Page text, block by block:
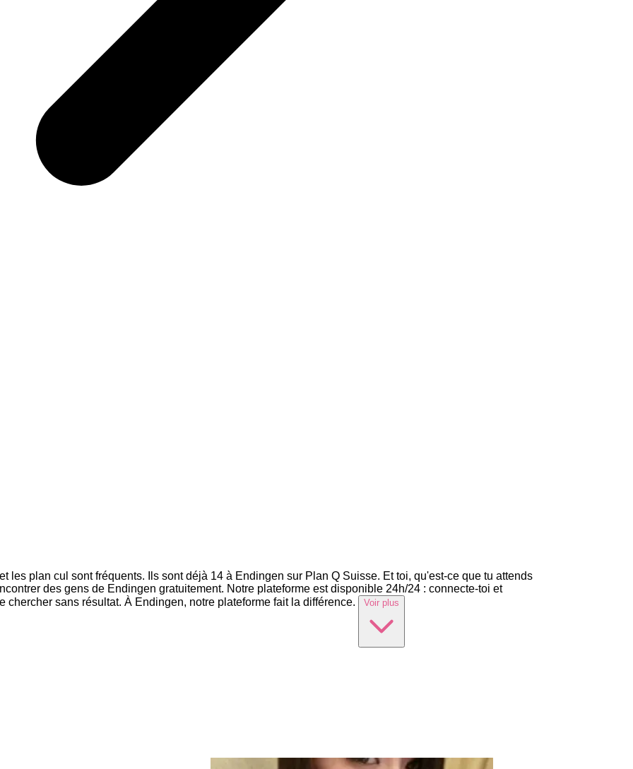
les plan cul sont fréquents. Ils sont déjà 14 à Endingen sur Plan Q Suisse. Et toi, qu'est-ce que tu attends
des gens de Endingen gratuitement. Notre plateforme est disponible 24h/24 : connecte-toi et
sans résultat. À Endingen, notre plateforme fait la différence.
Voir plus